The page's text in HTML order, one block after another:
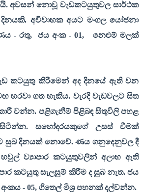
අවසන් නොවූ වැඩකටයුතුවල සාර්ථක
අවිවාහක අයට මංගල යෝජනා
- රතු, ජය අංක -01,
නෙළුම් මලක්
කටයුතු කිරීමෙන් අද දිනයේ ඇති වන
හරවා ගත හැකිය. වැරදි වැඩවලට සිත
වන්න. පළිගැනීම් පිළිබඳ සිතුවිලි පහළ
සහෝදරයකුගේ උසස් වීමක්
සුබ දිනයක් නොවේ. ණය ගනුදෙනුවල දී
ව්‍යාපාර කටයුතුවලින් අලාභ ඇති
කටයුතු සැලසුම් කිරීම ද සුබ නැත. ජය
- 05, ගිතෙල් මිශ්‍ර පහනක් දල්වන්න.